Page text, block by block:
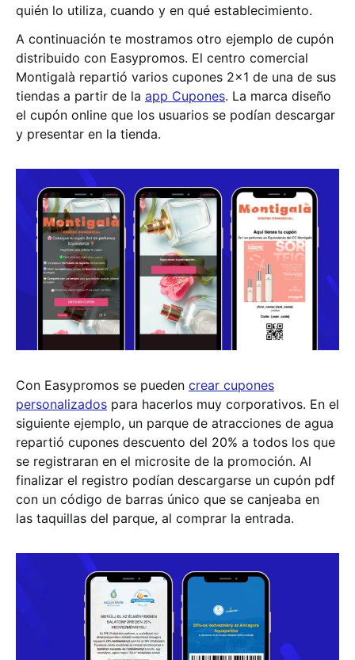
quién lo utiliza, cuando y en qué establecimiento.
A continuación te mostramos otro ejemplo de cupón
distribuido con Easypromos. El centro comercial
Montigalà repartió varios cupones 2×1 de una de sus
tiendas a partir de la app Cupones. La marca diseño
el cupón online que los usuarios se podían descargar
y presentar en la tienda.
Con Easypromos se pueden crear cupones
personalizados para hacerlos muy corporativos. En el
siguiente ejemplo, un parque de atracciones de agua
repartió cupones descuento del 20% a todos los que
se registraran en el microsite de la promoción. Al
finalizar el registro podían descargarse un cupón pdf
con un código de barras único que se canjeaba en
las taquillas del parque, al comprar la entrada.